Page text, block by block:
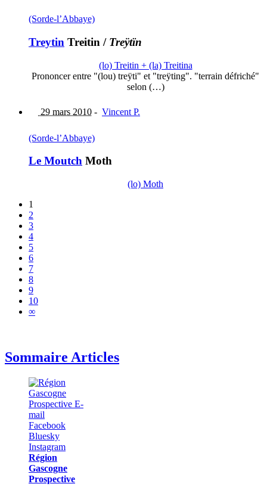
(Sorde-l’Abbaye)
Treytin Treitin / Treÿtïn
(lo) Treitin + (la) Treitina
Prononcer entre "(lou) treÿti" et "treÿting". "terrain défriché"
selon (…)
29 mars 2010 - Vincent P.
(Sorde-l’Abbaye)
Le Moutch Moth
(lo) Moth
1
2
3
4
5
6
7
8
9
10
∞
Sommaire Articles
Région
Gascogne
Prospective